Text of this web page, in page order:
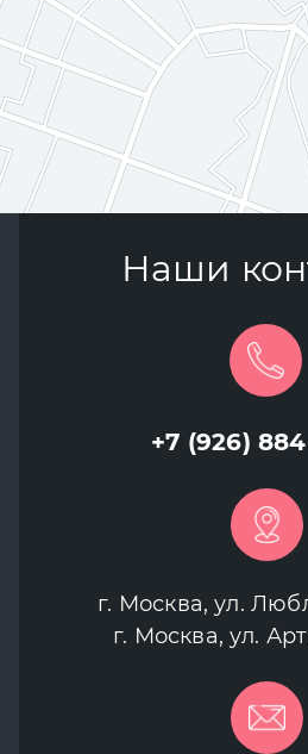
Наши
+7 (926)
г. Москва, ул.
г. Москва, ул.